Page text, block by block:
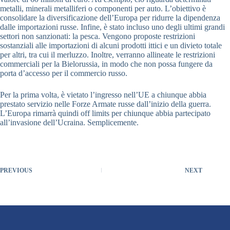
metalli, minerali metalliferi o componenti per auto. L’obiettivo è
consolidare la diversificazione dell’Europa per ridurre la dipendenza
dalle importazioni russe. Infine, è stato incluso uno degli ultimi grandi
settori non sanzionati: la pesca. Vengono proposte restrizioni
sostanziali alle importazioni di alcuni prodotti ittici e un divieto totale
per altri, tra cui il merluzzo. Inoltre, verranno allineate le restrizioni
commerciali per la Bielorussia, in modo che non possa fungere da
porta d’accesso per il commercio russo.
Per la prima volta, è vietato l’ingresso nell’UE a chiunque abbia
prestato servizio nelle Forze Armate russe dall’inizio della guerra.
L’Europa rimarrà quindi off limits per chiunque abbia partecipato
all’invasione dell’Ucraina. Semplicemente.
PREVIOUS NEXT